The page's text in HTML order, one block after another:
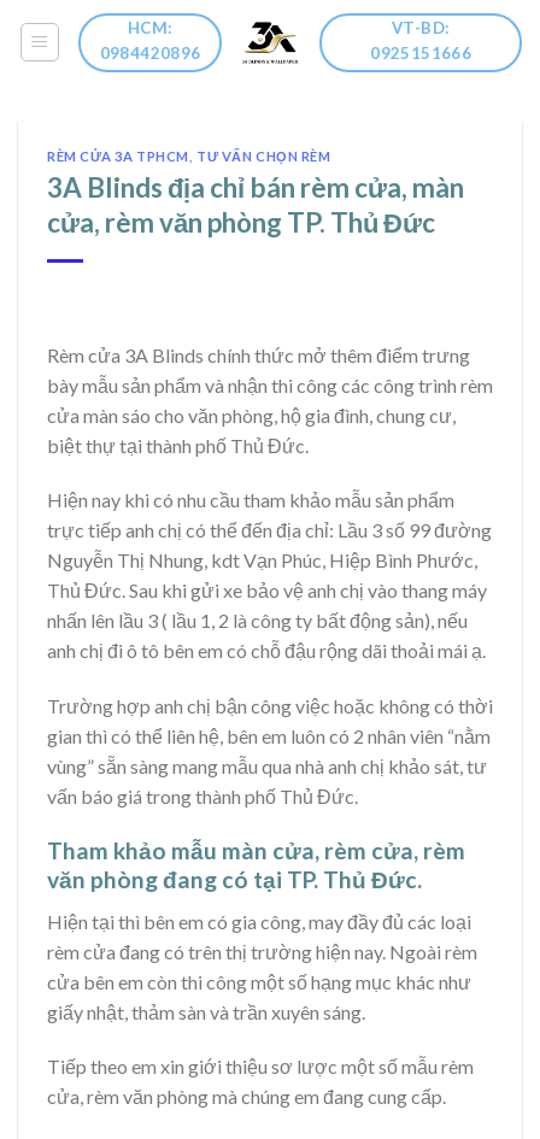
HCM:
0984420896
VT-BD:
0925151666
RÈM CỬA 3A TPHCM TƯ VẤN CHỌN RÈM
3A Blinds địa chỉ bán rèm cửa, màn
cửa, rèm văn phòng TP. Thủ Đức
Rèm cửa 3A Blinds chính thức mở thêm điểm trưng
bày mẫu sản phẩm và nhận thi công các công trình rèm
cửa màn sáo cho văn phòng, hộ gia đình, chung cư,
biệt thự tại thành phố Thủ Đức.
Hiện nay khi có nhu cầu tham khảo mẫu sản phẩm
trực tiếp anh chị có thể đến địa chỉ: Lầu 3 số 99 đường
Nguyễn Thị Nhung, kdt Vạn Phúc, Hiệp Bình Phước,
Thủ Đức. Sau khi gửi xe bảo vệ anh chị vào thang máy
nhấn lên lầu 3 ( lầu 1, 2 là công ty bất động sản), nếu
anh chị đi ô tô bên em có chỗ đậu rộng dãi thoải mái ạ.
Trường hợp anh chị bận công việc hoặc không có thời
gian thì có thể liên hệ, bên em luôn có 2 nhân viên “nằm
vùng” sẵn sàng mang mẫu qua nhà anh chị khảo sát, tư
vấn báo giá trong thành phố Thủ Đức.
Tham khảo mẫu màn cửa, rèm cửa, rèm
văn phòng đang có tại TP. Thủ Đức.
Hiện tại thì bên em có gia công, may đầy đủ các loại
rèm cửa đang có trên thị trường hiện nay. Ngoài rèm
cửa bên em còn thi công một số hạng mục khác như
giấy nhật, thảm sàn và trần xuyên sáng.
Tiếp theo em xin giới thiệu sơ lược một số mẫu rèm
cửa, rèm văn phòng mà chúng em đang cung cấp.